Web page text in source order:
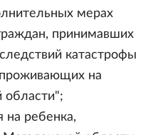
мерах
принимавших
катастрофы
на
области";
на ребенка,